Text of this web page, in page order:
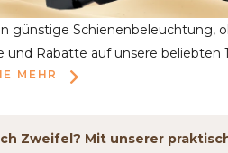
günstige Schienenbeleuchtung,
und Rabatte auf unsere beliebten
MEHR
Zweifel? Mit unserer